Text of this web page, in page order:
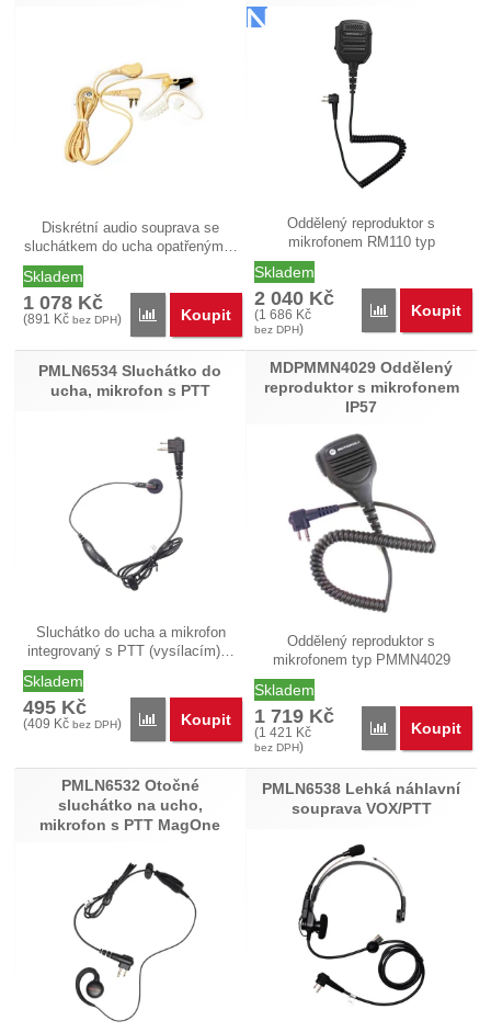
Diskrétní audio souprava se
sluchátkem do ucha opatřeným…
Skladem
1 078 Kč
(891 Kč bez DPH) Přidat 'PMLN6445 Sluchátko do ucha se
Koupit
Oddělený reproduktor s
mikrofonem RM110 typ
PMMN4148 pro…
Skladem
2 040 Kč
(1 686 Kč
bez DPH)
Přidat
Koupit
PMLN6534 Sluchátko do
ucha, mikrofon s PTT
Sluchátko do ucha a mikrofon
integrovaný s PTT (vysílacím)…
Skladem
495 Kč
(409 Kč bez DPH) Přidat 'PMLN6534 Sluchátko do ucha, mikrofon s
Koupit
MDPMMN4029 Oddělený
reproduktor s mikrofonem
IP57
Oddělený reproduktor s
mikrofonem typ PMMN4029
Skladem
1 719 Kč
(1 421 Kč
bez DPH)
Přidat
Koupit
PMLN6532 Otočné
sluchátko na ucho,
mikrofon s PTT MagOne
PMLN6538 Lehká náhlavní
souprava VOX/PTT